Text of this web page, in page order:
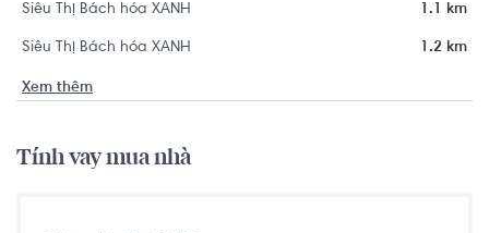
Siêu Thị Bách hóa XANH 1.1 km
Siêu Thị Bách hóa XANH 1.2 km
Xem thêm
Tính vay mua nhà